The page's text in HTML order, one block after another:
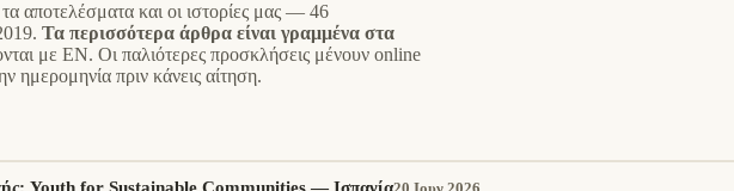
αποτελέσματα και οι ιστορίες μας — 46
Τα περισσότερα άρθρα είναι γραμμένα στα
με EN. Οι παλιότερες προσκλήσεις μένουν online
ημερομηνία πριν κάνεις αίτηση.